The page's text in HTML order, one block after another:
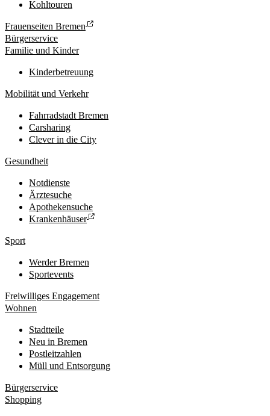
Kohltouren
Frauenseiten Bremen
Bürgerservice
Familie und Kinder
Kinderbetreuung
Mobilität und Verkehr
Fahrradstadt Bremen
Carsharing
Clever in die City
Gesundheit
Notdienste
Ärztesuche
Apothekensuche
Krankenhäuser
Sport
Werder Bremen
Sportevents
Freiwilliges Engagement
Wohnen
Stadtteile
Neu in Bremen
Postleitzahlen
Müll und Entsorgung
Bürgerservice
Shopping